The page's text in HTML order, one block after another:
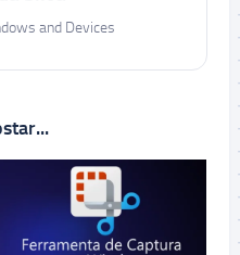
and Devices